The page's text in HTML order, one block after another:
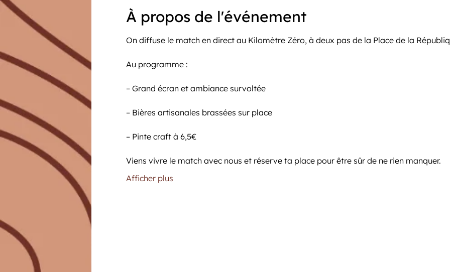
À propos de l'événement
On diffuse le match en direct au Kilomètre Zéro, à deux pas de la Place de la
Au programme :
– Grand écran et ambiance survoltée
– Bières artisanales brassées sur place
– Pinte craft à 6,5€
Viens vivre le match avec nous et réserve ta place pour être sûr de ne rien manquer.
Afficher plus